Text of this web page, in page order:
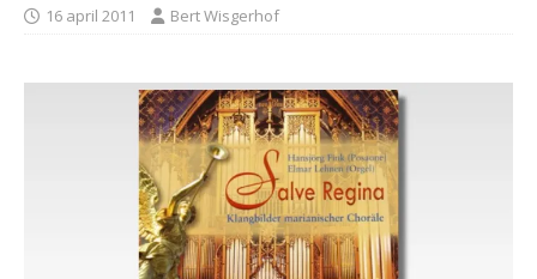
16 april 2011 Bert Wisgerhof